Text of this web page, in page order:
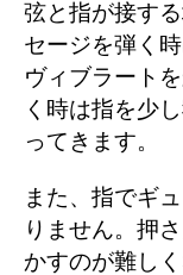
弦と指が接す
セージを弾く
ヴィブラート
く時は指を少
ってきます。
また、指でギ
りません。押
かすのが難し